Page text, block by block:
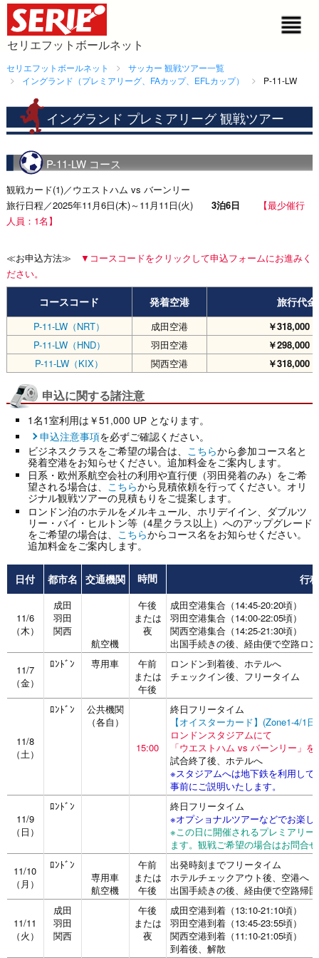
セリエフットボールネット
セリエフットボールネット
サッカー 観戦ツアー一覧
イングランド（プレミアリーグ、FAカップ、EFLカップ）
P-11-LW
イングランド プレミアリーグ 観戦ツアー
P-11-LW コース
観戦カード(1)／ウエストハム vs バーンリー
旅行日程／2025年11月6日(木)～11月11日(火) 3泊6日
【最少催行
人員：1名】
≪お申込方法≫
▼コースコードをクリックして申込フォームにお進みく
ださい。
コースコード 発着空港 旅行代
P-11-LW（NRT） 成田空港 ￥318,000
P-11-LW（HND）
羽田空港 ￥298,000
P-11-LW（KIX）
関西空港 ￥318,000
申込に関する諸注意
1名1室利用は￥51,000 UP となります。
申込注意事項を必ずご確認ください。
ビジネスクラスをご希望の場合は、
こちらから参加コース名と
発着空港をお知らせください。追加料金をご案内します。
日系・欧州系航空会社の利用や直行便（羽田発着のみ）をご希
望される場合は、 こちらから見積依頼を行ってください。オリ
ジナル観戦ツアーの見積もりをご提案します。
ロンドン泊のホテルをメルキュール、ホリデイイン、ダブルツ
リー・バイ・ヒルトン等（4星クラス以上）へのアップグレード
をご希望の場合は、 こちらからコース名をお知らせください。
追加料金をご案内します。
日付 都市名 交通機関 時間 行程
11/6
（木）
成田
羽田
関西
航空機
午後
または
夜
成田空港集合（14:45-20:20頃）
羽田空港集合（14:00-22:05頃）
関西空港集合（14:25-21:30頃）
出国手続きの後、経由便で空路ロ
11/7
（金）
ﾛﾝﾄﾞﾝ 専用車
午前
または
午後
ロンドン到着後、ホテルへ
チェックイン後、フリータイム
11/8
（土）
ﾛﾝﾄﾞﾝ
公共機関
（各自）
15:00
終日フリータイム
【オイスターカード】(Zone1-4/1
ロンドンスタジアムにて
「ウエストハム vs バーンリー」を
試合終了後、ホテルへ
※スタジアムへは地下鉄を利用し
事前にご説明いたします。
11/9
（日）
ﾛﾝﾄﾞﾝ
終日フリータイム
※オプショナルツアーなどでお楽し
※この日に開催されるプレミアリ
ます。観戦ご希望の場合はお問合
11/10
（月）
ﾛﾝﾄﾞﾝ
専用車
航空機
午前
または
午後
出発時刻までフリータイム
ホテルチェックアウト後、空港へ
出国手続きの後、経由便で空路帰
11/11
（火）
成田
羽田
関西
午後
または
夜
成田空港到着（13:10-21:10頃）
羽田空港到着（13:45-23:55頃）
関西空港到着（11:10-21:05頃）
到着後、解散